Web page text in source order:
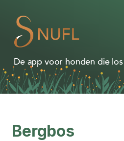
De app voor honden die
Bergbos